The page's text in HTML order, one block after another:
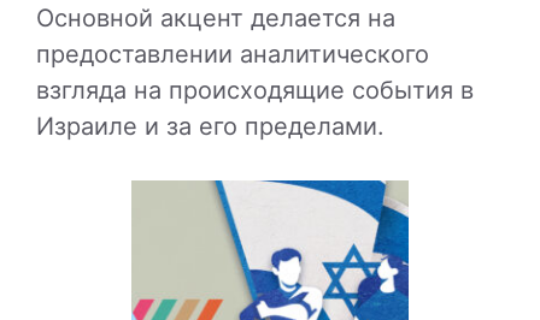
Основной акцент делается на
предоставлении аналитического
взгляда на происходящие события в
Израиле и за его пределами.